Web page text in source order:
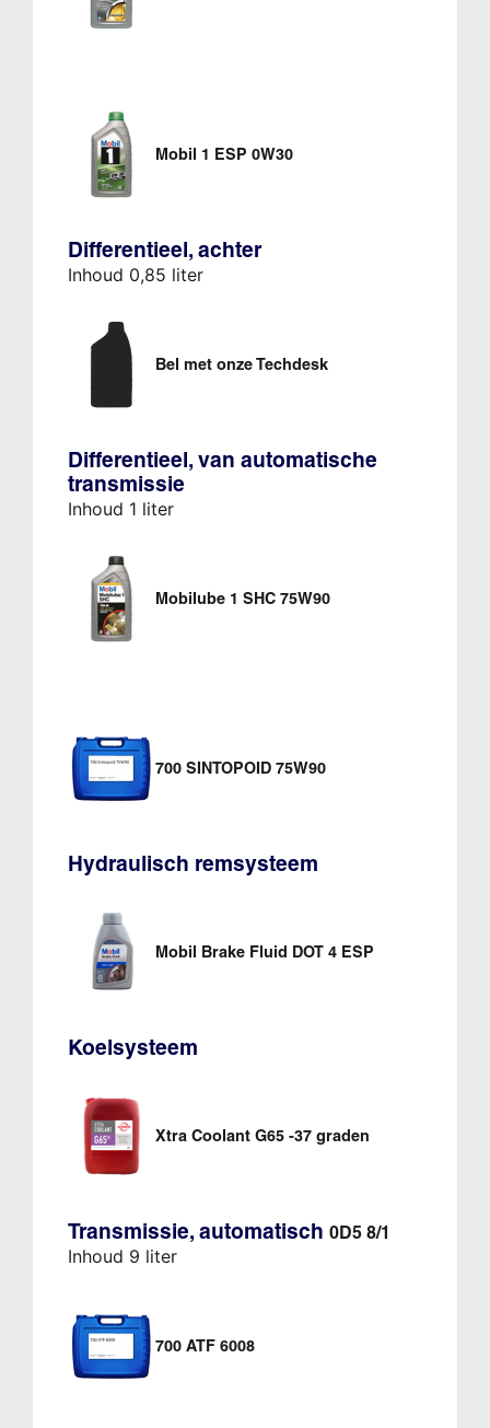
Mobil 1 ESP 0W30
Differentieel, achter
Inhoud 0,85 liter
Bel met onze Techdesk
Differentieel, van automatische
transmissie
Inhoud 1 liter
Mobilube 1 SHC 75W90
700 SINTOPOID 75W90
Hydraulisch remsysteem
Mobil Brake Fluid DOT 4 ESP
Koelsysteem
Xtra Coolant G65 -37 graden
Transmissie, automatisch 0D5 8/1
Inhoud 9 liter
700 ATF 6008